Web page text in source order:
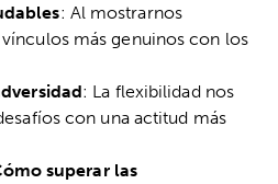
: Al mostrarnos
más genuinos con los
: La flexibilidad nos
con una actitud más
superar las